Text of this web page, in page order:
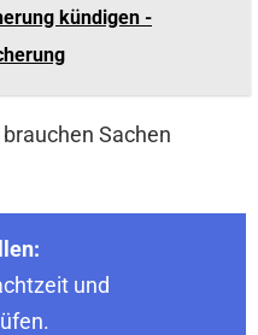
kündigen -
Sachen
und